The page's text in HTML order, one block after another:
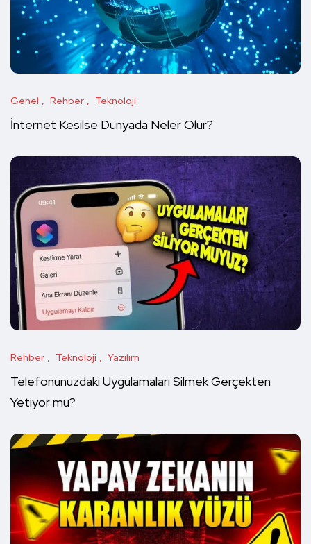
Genel Rehber Teknoloji
İnternet Kesilse Dünyada Neler Olur?
Rehber Teknoloji Yazılım
Telefonunuzdaki Uygulamaları Silmek Gerçekten
Yetiyor mu?